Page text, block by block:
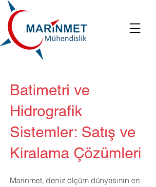
Batimetri ve
Hidrografik
Sistemler: Satış ve
Kiralama Çözümleri
Marinmet, deniz ölçüm dünyasının en